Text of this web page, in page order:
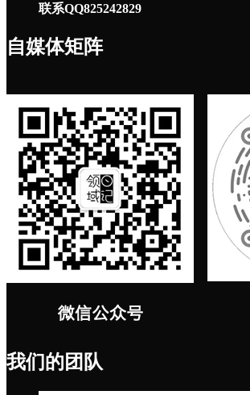
联系QQ825242829
自媒体矩阵
我们的团队